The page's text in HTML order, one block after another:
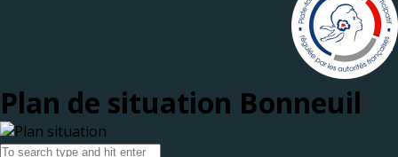
Plan de situation Bonneuil